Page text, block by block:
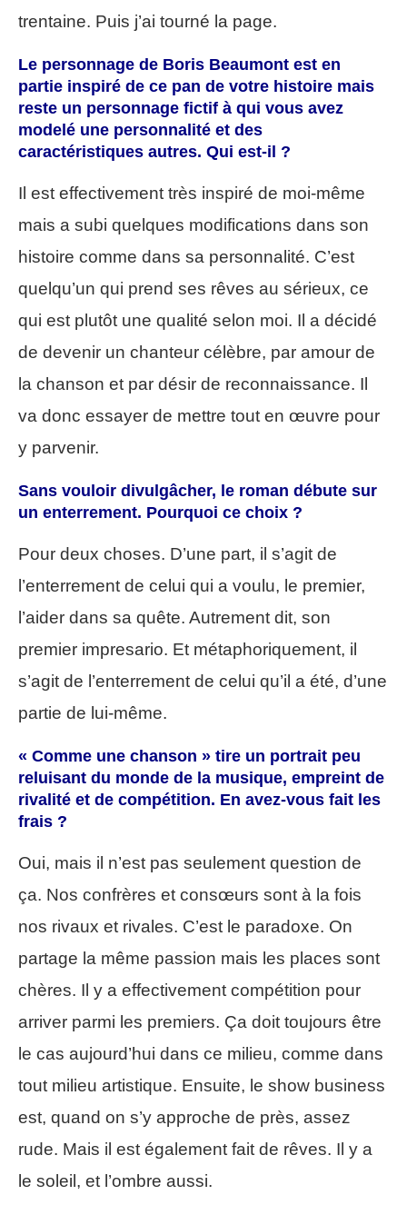
trentaine. Puis j’ai tourné la page.
Le personnage de Boris Beaumont est en
partie inspiré de ce pan de votre histoire mais
reste un personnage fictif à qui vous avez
modelé une personnalité et des
caractéristiques autres. Qui est-il ?
Il est effectivement très inspiré de moi-même
mais a subi quelques modifications dans son
histoire comme dans sa personnalité. C’est
quelqu’un qui prend ses rêves au sérieux, ce
qui est plutôt une qualité selon moi. Il a décidé
de devenir un chanteur célèbre, par amour de
la chanson et par désir de reconnaissance. Il
va donc essayer de mettre tout en œuvre pour
y parvenir.
Sans vouloir divulgâcher, le roman débute sur
un enterrement. Pourquoi ce choix ?
Pour deux choses. D’une part, il s’agit de
l’enterrement de celui qui a voulu, le premier,
l’aider dans sa quête. Autrement dit, son
premier impresario. Et métaphoriquement, il
s’agit de l’enterrement de celui qu’il a été, d’une
partie de lui-même.
« Comme une chanson » tire un portrait peu
reluisant du monde de la musique, empreint de
rivalité et de compétition. En avez-vous fait les
frais ?
Oui, mais il n’est pas seulement question de
ça. Nos confrères et consœurs sont à la fois
nos rivaux et rivales. C’est le paradoxe. On
partage la même passion mais les places sont
chères. Il y a effectivement compétition pour
arriver parmi les premiers. Ça doit toujours être
le cas aujourd’hui dans ce milieu, comme dans
tout milieu artistique. Ensuite, le show business
est, quand on s’y approche de près, assez
rude. Mais il est également fait de rêves. Il y a
le soleil, et l’ombre aussi.